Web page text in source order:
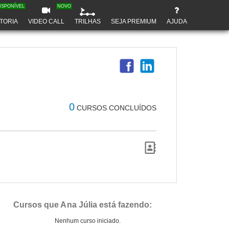
VIDEO CALL
NOVO
TRILHAS SEJA PREMIUM AJUDA
0 CURSOS CONCLUÍDOS
Cursos que Ana Júlia está fazendo:
Nenhum curso iniciado.